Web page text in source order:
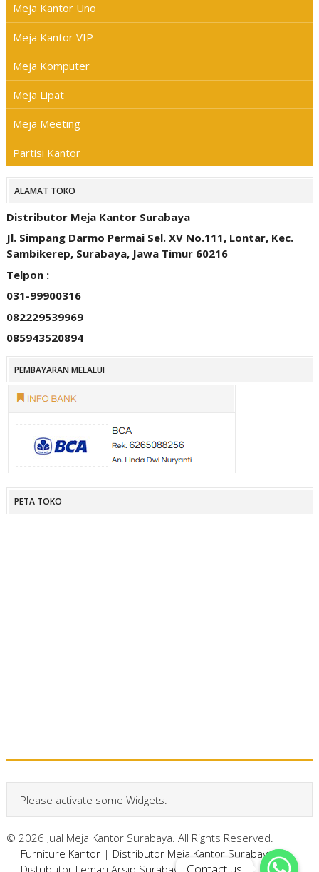
Meja Kantor Uno
Meja Kantor VIP
Meja Komputer
Meja Lipat
Meja Meeting
Partisi Kantor
ALAMAT TOKO
Distributor Meja Kantor Surabaya
Jl. Simpang Darmo Permai Sel. XV No.111, Lontar, Kec.
Sambikerep, Surabaya, Jawa Timur 60216
Telpon :
031-99900316
082229539969
085943520894
PEMBAYARAN MELALUI
PETA TOKO
Please activate some Widgets.
© 2026 Jual Meja Kantor Surabaya. All Rights Reserved.
Furniture Kantor| Distributor Meja Kantor Surabaya|
Distributor Lemari Arsip Surabaya
Contact us
Contact us